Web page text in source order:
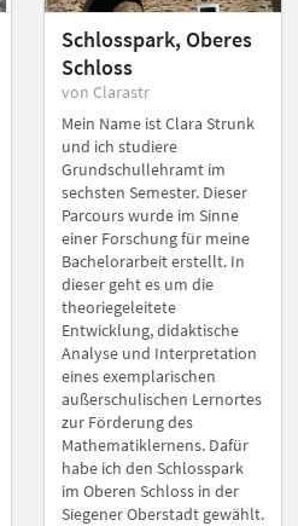
Schlosspark, Oberes
Schloss
von Clarastr
Mein Name ist Clara Strunk
und ich studiere
Grundschullehramt im
sechsten Semester. Dieser
Parcours wurde im Sinne
einer Forschung für meine
Bachelorarbeit erstellt. In
dieser geht es um die
theoriegeleitete
Entwicklung, didaktische
Analyse und Interpretation
eines exemplarischen
außerschulischen Lernortes
zur Förderung des
Mathematiklernens. Dafür
habe ich den Schlosspark
im Oberen Schloss in der
Siegener Oberstadt gewählt.